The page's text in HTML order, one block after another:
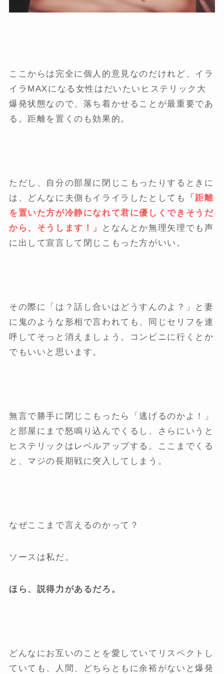
ここからは完全に個人的意見なのだけれど、イラ
イラMAXになる女性はだいたいヒステリック大
爆発状態なので、落ち着かせることが最重要であ
る。距離を置くのも効果的。
ただし、自分の部屋に閉じこもったりするときに
は、どんなに夫側もイライラしたとしても
「距離
を置いた方が冷静になれて君に優しくできそうだ
から、そうします！」
となんとか無理矢理でも声
に出して宣言して閉じこもった方がいい。
その際に「は？話し合いはどうすんのよ？」と妻
に鬼のような形相で言われても、同じセリフを連
呼してそっと消えましょう。コンビニに行くとか
でもいいと思います。
無言で勝手に閉じこもったら「逃げるのかよ！」
と部屋にまで怒鳴り込んでくるし、さらにいうと
ヒステリックはレベルアップする。ここまでくる
と、マジの長期戦に突入してしまう。
なぜここまで言えるのかって？
ソースは私だ。
ほら、説得力があるだろ。
どんなにお互いのことを愛していてリスペクトし
ていても、人間、どちらともに余裕がないと爆発